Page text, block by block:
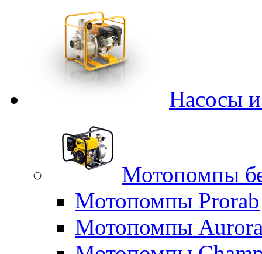
Насосы
Мотопомпы
Мотопомпы Prorab
Мотопомпы